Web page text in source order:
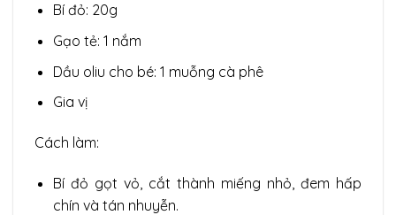
Bí đỏ: 20g
Gạo tẻ: 1 nắm
Dầu oliu cho bé: 1 muỗng cà phê
Gia vị
Cách làm:
Bí đỏ gọt vỏ, cắt thành miếng nhỏ, đem hấp
chín và tán nhuyễn.